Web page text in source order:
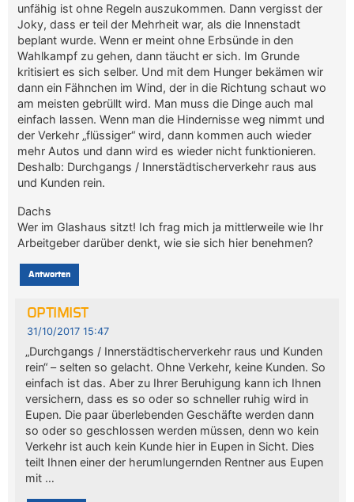
unfähig ist ohne Regeln auszukommen. Dann vergisst der
Joky, dass er teil der Mehrheit war, als die Innenstadt
beplant wurde. Wenn er meint ohne Erbsünde in den
Wahlkampf zu gehen, dann täucht er sich. Im Grunde
kritisiert es sich selber. Und mit dem Hunger bekämen wir
dann ein Fähnchen im Wind, der in die Richtung schaut wo
am meisten gebrüllt wird. Man muss die Dinge auch mal
einfach lassen. Wenn man die Hindernisse weg nimmt und
der Verkehr „flüssiger“ wird, dann kommen auch wieder
mehr Autos und dann wird es wieder nicht funktionieren.
Deshalb: Durchgangs / Innerstädtischerverkehr raus aus
und Kunden rein.
Dachs
Wer im Glashaus sitzt! Ich frag mich ja mittlerweile wie Ihr
Arbeitgeber darüber denkt, wie sie sich hier benehmen?
Antworten
OPTIMIST
31/10/2017 15:47
„Durchgangs / Innerstädtischerverkehr raus und Kunden
rein“ – selten so gelacht. Ohne Verkehr, keine Kunden. So
einfach ist das. Aber zu Ihrer Beruhigung kann ich Ihnen
versichern, dass es so oder so schneller ruhig wird in
Eupen. Die paar überlebenden Geschäfte werden dann
so oder so geschlossen werden müssen, denn wo kein
Verkehr ist auch kein Kunde hier in Eupen in Sicht. Dies
teilt Ihnen einer der herumlungernden Rentner aus Eupen
mit …